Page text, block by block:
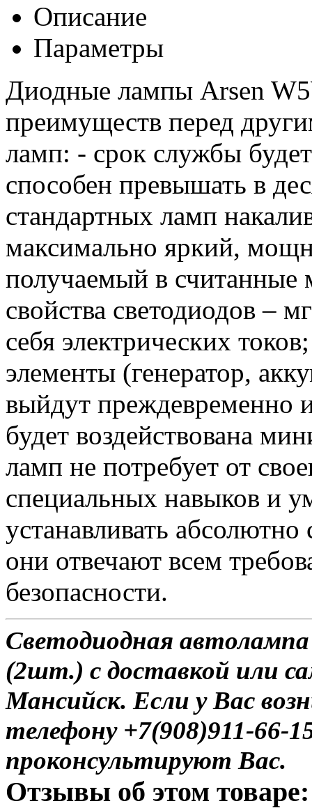
Описание
Параметры
Диодные лампы Arsen
преимуществ перед
ламп: - срок службы
способен превышать в
стандартных ламп
максимально яркий,
получаемый в считанные
свойства светодиодов –
себя электрических
элементы (генератор,
выйдут преждевременно
будет воздействована
ламп не потребует от
специальных навыков и
устанавливать
они отвечают всем
безопасности.
Светодиодная
(2шт.) с доставкой или
Мансийск. Если у Вас
телефону +7(908)911-
проконсультируют Вас.
Отзывы об этом товаре: